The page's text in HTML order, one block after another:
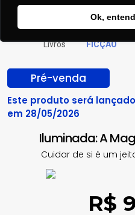
Ok,
Livros FICÇÃO
Pré-venda
Este produto será lançado
em 28/05/2026
Iluminada: A
Cuidar de si é um
R$